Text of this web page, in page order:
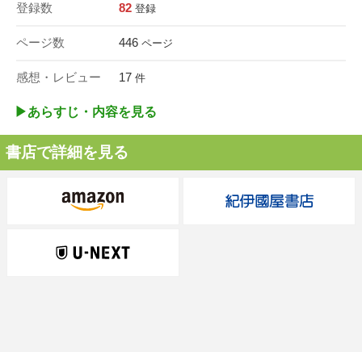
登録数 82 登録
ページ数 446 ページ
感想・レビュー 17 件
▶︎あらすじ・内容を見る
書店で詳細を見る